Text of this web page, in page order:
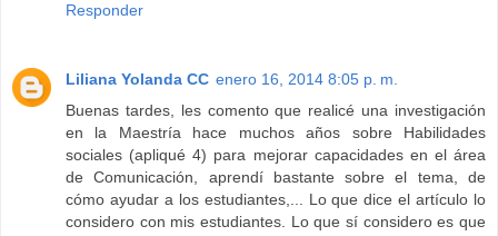
Responder
Liliana Yolanda CC enero 16, 2014 8:05 p. m.
Buenas tardes, les comento que realicé una investigación
en la Maestría hace muchos años sobre Habilidades
sociales (apliqué 4) para mejorar capacidades en el área
de Comunicación, aprendí bastante sobre el tema, de
cómo ayudar a los estudiantes,... Lo que dice el artículo lo
considero con mis estudiantes. Lo que sí considero es que